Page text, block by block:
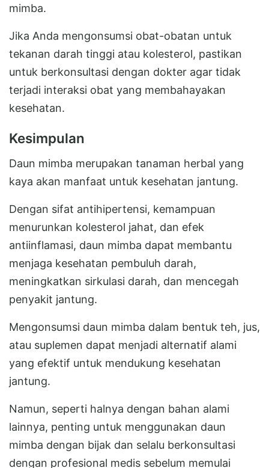
mimba.
Jika Anda mengonsumsi obat-obatan untuk
tekanan darah tinggi atau kolesterol, pastikan
untuk berkonsultasi dengan dokter agar tidak
terjadi interaksi obat yang membahayakan
kesehatan.
Kesimpulan
Daun mimba merupakan tanaman herbal yang
kaya akan manfaat untuk kesehatan jantung.
Dengan sifat antihipertensi, kemampuan
menurunkan kolesterol jahat, dan efek
antiinflamasi, daun mimba dapat membantu
menjaga kesehatan pembuluh darah,
meningkatkan sirkulasi darah, dan mencegah
penyakit jantung.
Mengonsumsi daun mimba dalam bentuk teh, jus,
atau suplemen dapat menjadi alternatif alami
yang efektif untuk mendukung kesehatan
jantung.
Namun, seperti halnya dengan bahan alami
lainnya, penting untuk menggunakan daun
mimba dengan bijak dan selalu berkonsultasi
dengan profesional medis sebelum memulai